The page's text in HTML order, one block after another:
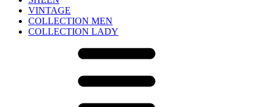
VINTAGE
COLLECTION MEN
COLLECTION LADY